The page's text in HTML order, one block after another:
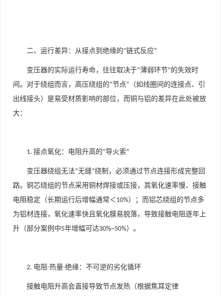
二、运行差异：从接点到绝缘的“链式反应”
变压器的实际运行寿命，往往取决于“薄弱环节”的失效时
间。对于绕组而言，高压绕组的“节点” （如线圈间的连接点、引
出线接头）是易受材质影响的部位，而铜与铝的差异在此处被放
大：
1. 接点氧化：电阻升高的“导火索”
变压器绕组无法“无缝”绕制，必须通过节点连接形成完整回
路。铜芯绕组的节点采用铜材焊接或压接，其氧化速率慢、接触
电阻稳定（长期运行后增幅通常＜10%）；而铝芯绕组的节点多
为铝材连接，氧化速率快且氧化膜易脱落，导致接触电阻逐年上
升（部分案例中5年增幅可达30%~50%）。
2. 电阻-热量-绝缘：不可逆的劣化循环
接触电阻升高会直接导致节点发热（根据焦耳定律